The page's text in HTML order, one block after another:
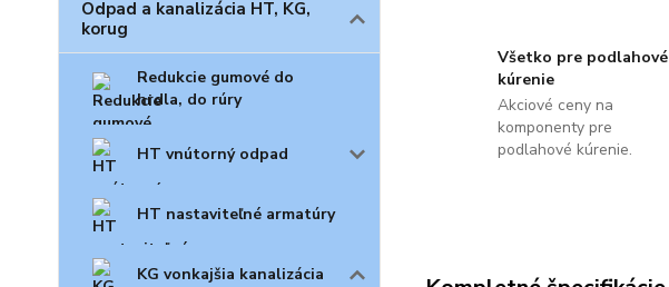
Odpad a kanalizácia HT, KG,
korug
Redukcie gumové do
hrdla, do rúry
HT vnútorný odpad
HT nastaviteľné armatúry
KG vonkajšia kanalizácia
Všetko pre podlahové
kúrenie
Akciové ceny na
komponenty pre
podlahové kúrenie.